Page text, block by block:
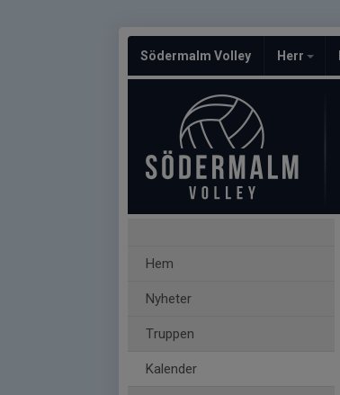
Södermalm Volley Herr
Hem
Nyheter
Truppen
Kalender